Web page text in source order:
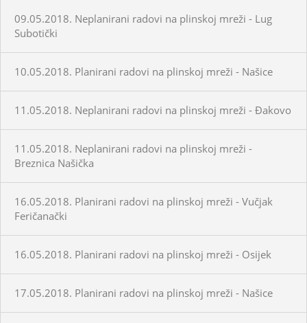
09.05.2018. Neplanirani radovi na plinskoj mreži - Lug
Subotički
10.05.2018. Planirani radovi na plinskoj mreži - Našice
11.05.2018. Neplanirani radovi na plinskoj mreži - Đakovo
11.05.2018. Neplanirani radovi na plinskoj mreži -
Breznica Našička
16.05.2018. Planirani radovi na plinskoj mreži - Vučjak
Feričanački
16.05.2018. Planirani radovi na plinskoj mreži - Osijek
17.05.2018. Planirani radovi na plinskoj mreži - Našice